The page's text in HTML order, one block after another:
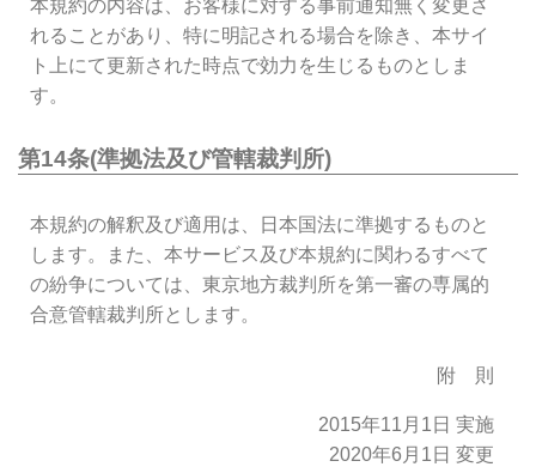
本規約の内容は、お客様に対する事前通知無く変更さ
れることがあり、特に明記される場合を除き、本サイ
ト上にて更新された時点で効力を生じるものとしま
す。
第14条(準拠法及び管轄裁判所)
本規約の解釈及び適用は、日本国法に準拠するものと
します。また、本サービス及び本規約に関わるすべて
の紛争については、東京地方裁判所を第一審の専属的
合意管轄裁判所とします。
附 則
2015年11月1日 実施
2020年6月1日 変更